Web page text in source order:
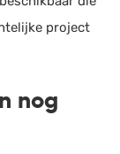
project
nog